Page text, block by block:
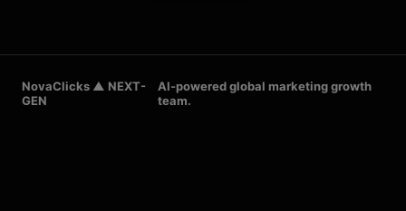
NovaClicks ▲ NEXT-
GEN
AI-powered global marketing growth
team.